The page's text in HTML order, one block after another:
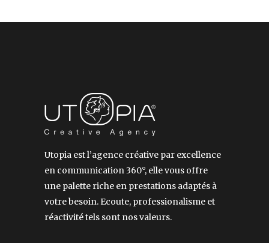
Utopia est l’agence créative par excellence
en communication 360°, elle vous offre
une palette riche en prestations adaptés à
votre besoin. Ecoute, professionalisme et
réactivité tels sont nos valeurs.